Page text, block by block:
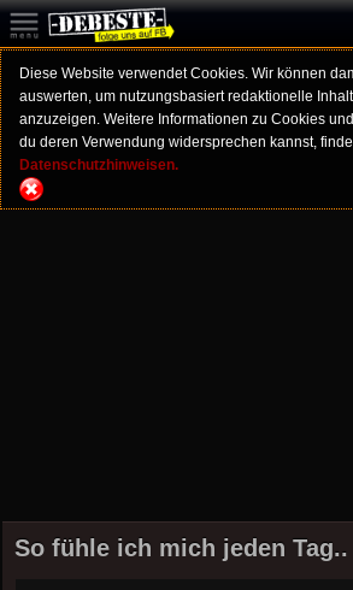
Diese Website verwendet Cookies. Wir können
auswerten, um nutzungsbasiert redaktionelle
anzuzeigen. Weitere Informationen zu Cookies
du deren Verwendung widersprechen kannst,
Datenschutzhinweisen.
So fühle ich mich jeden Tag..